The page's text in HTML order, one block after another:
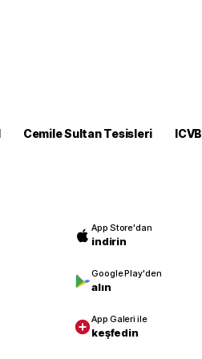
Cemile Sultan Tesisleri
ICVB
App Store'dan
indirin
Google Play'den
alın
App Galeri ile
keşfedin